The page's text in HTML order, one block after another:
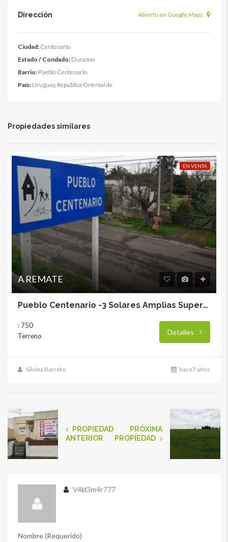
Dirección Abierto en Google Maps
Ciudad: Centenario
Estado / Condado: Durazno
Barrio: Pueblo Centenario
País: Uruguay, República Oriental de
Propiedades similares
EN VENTA
A REMATE
Pueblo Centenario -3 Solares Amplias Superficies
: 750
Terreno
Detalles
Silvina Barreto hace7 años
PROPIEDAD
ANTERIOR
PRÓXIMA
PROPIEDAD
V4ld3m4r777
Nombre (Requerido)